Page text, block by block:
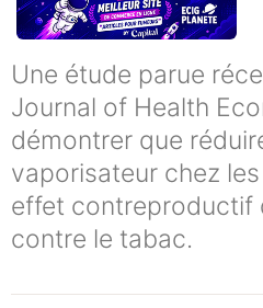
Une étude parue
Journal of Health
démontrer que
vaporisateur chez
effet contreproductif
contre le tabac.